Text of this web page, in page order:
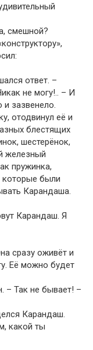
смешной?
ответ. –
не могу!.. – И
зазвенело.
отодвинул её и
блестящих
шестерёнок,
железный
пружинка,
которые были
Карандаша.
Карандаш. Я
сразу оживёт и
Её можно будет
– Так не бывает! –
Карандаш.
какой ты